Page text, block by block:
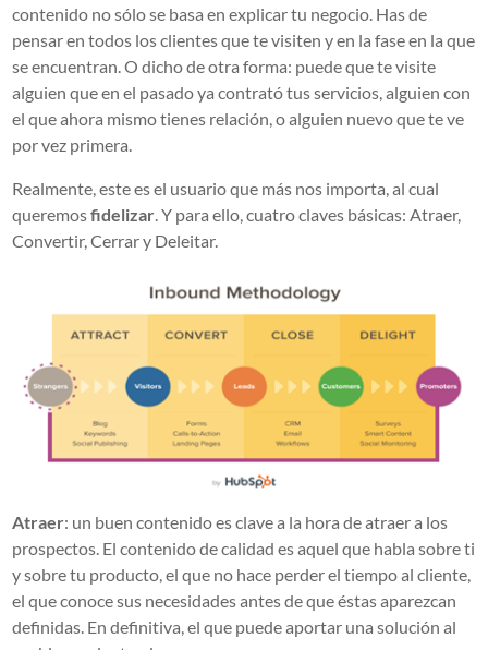
contenido no sólo se basa en explicar tu negocio. Has de
pensar en todos los clientes que te visiten y en la fase en la que
se encuentran. O dicho de otra forma: puede que te visite
alguien que en el pasado ya contrató tus servicios, alguien con
el que ahora mismo tienes relación, o alguien nuevo que te ve
por vez primera.
Realmente, este es el usuario que más nos importa, al cual
queremosfidelizar. Y para ello, cuatro claves básicas: Atraer,
Convertir, Cerrar y Deleitar.
Atraer: un buen contenido es clave a la hora de atraer a los
prospectos. El contenido de calidad es aquel que habla sobre ti
y sobre tu producto, el que no hace perder el tiempo al cliente,
el que conoce sus necesidades antes de que éstas aparezcan
definidas. En definitiva, el que puede aportar una solución al